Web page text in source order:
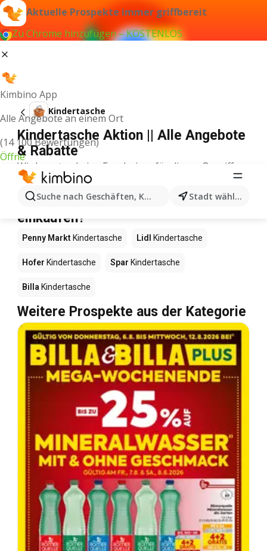
Aktuelle Prospekte immer griffbereit
Zu Chrome hinzufügen – KOSTENLOS
Kimbino App
Alle Angebote an einem Ort
(14 100 Bewertungen)
Öffne
Suche nach Geschäften, Kategorien, Produkten...
Stadt wählen
Kindertasche
Kindertasche Aktion || Alle Angebote
& Rabatte
Wir konnten keine Ergebnisse für diesen Begriff
finden.
Kindertasche im Angebot – Wo
einkaufen?
Penny Markt Kindertasche Lidl Kindertasche
Hofer Kindertasche Spar Kindertasche
Billa Kindertasche
Weitere Prospekte aus der Kategorie